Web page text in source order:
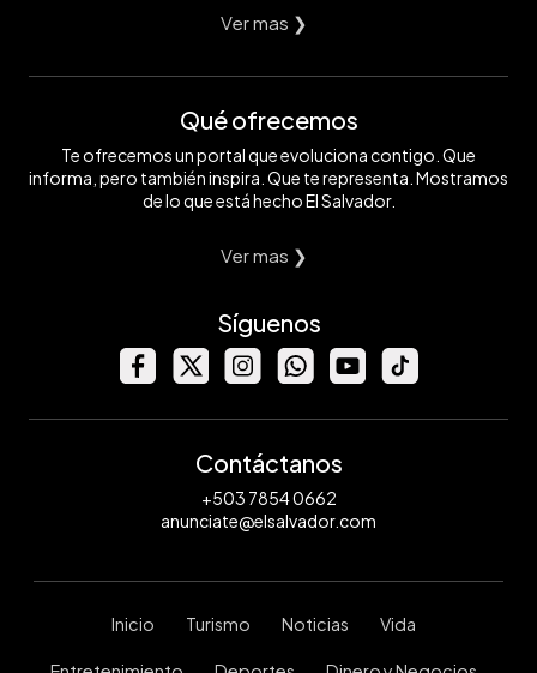
Ver mas ❯
Qué ofrecemos
Te ofrecemos un portal que evoluciona contigo. Que
informa, pero también inspira. Que te representa. Mostramos
de lo que está hecho El Salvador.
Ver mas ❯
Síguenos
Contáctanos
+503 7854 0662
anunciate@elsalvador.com
Inicio Turismo Noticias Vida